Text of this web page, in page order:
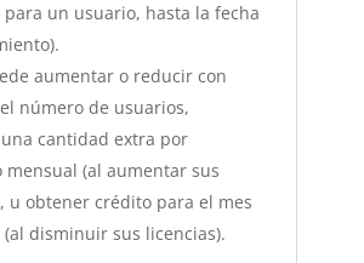
un usuario, hasta la fecha
aumentar o reducir con
número de usuarios,
cantidad extra por
mensual (al aumentar sus
u obtener crédito para el mes
disminuir sus licencias).